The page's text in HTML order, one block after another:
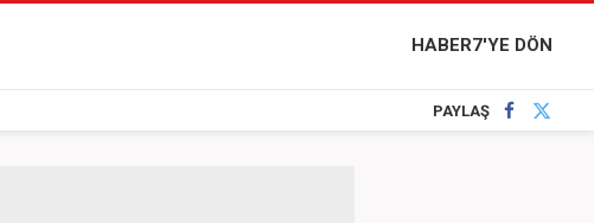
HABER7'YE DÖN
PAYLAŞ